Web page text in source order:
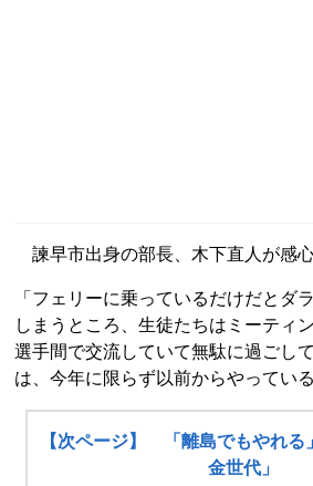
諫早市出身の部長、木下直人が感心
「フェリーに乗っているだけだとダ
しまうところ、生徒たちはミーティ
選手間で交流していて無駄に過ごし
は、今年に限らず以前からやってい
【次ページ】 「離島でもやれ
金世代」